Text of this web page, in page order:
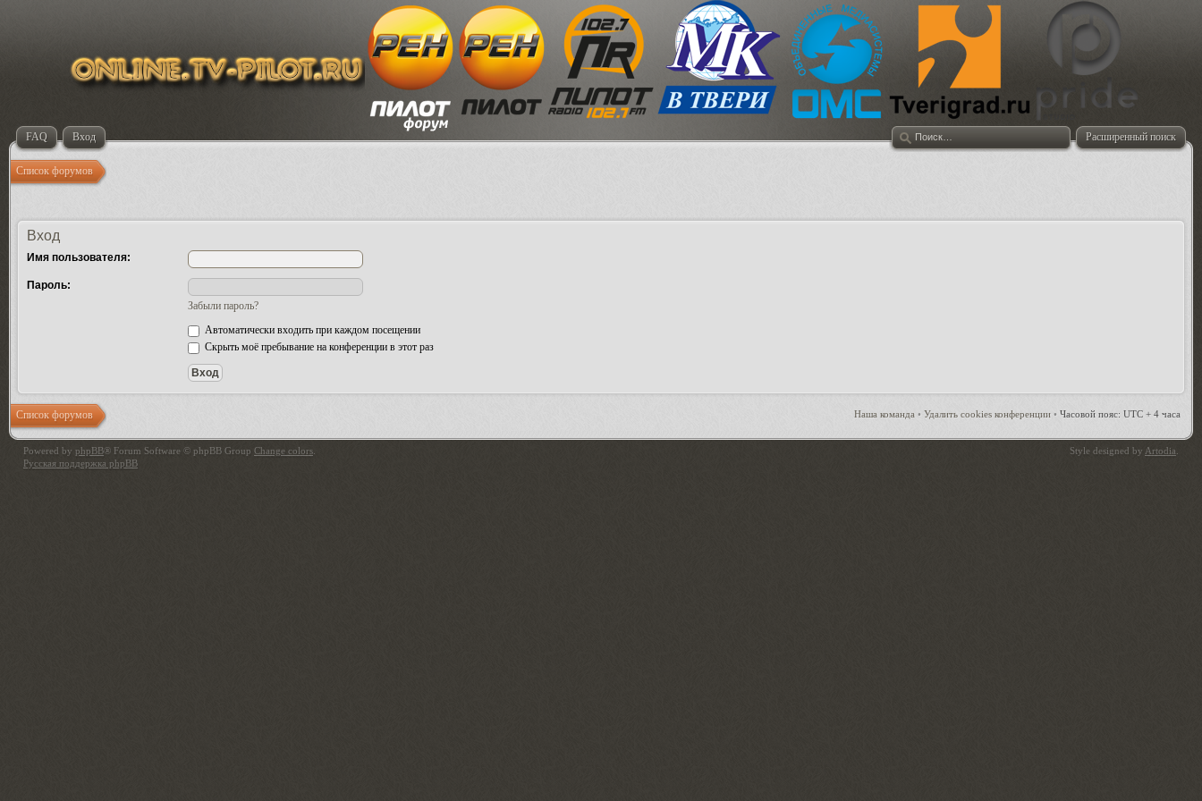
Расширенный поиск
FAQ Вход
Список форумов
Вход
Имя пользователя:
Пароль:
Забыли пароль?
Автоматически входить при каждом посещении
Скрыть моё пребывание на конференции в этот раз
Наша команда • Удалить cookies конференции • Часовой пояс: UTC + 4 часа
Список форумов
Powered by phpBB® Forum Software © phpBB Group Change colors
Русская поддержка phpBB
Style designed by Artodia